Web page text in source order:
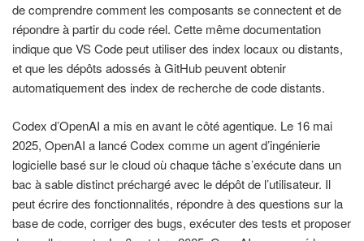
de comprendre comment les composants se connectent et de
répondre à partir du code réel. Cette même documentation
indique que VS Code peut utiliser des index locaux ou distants,
et que les dépôts adossés à GitHub peuvent obtenir
automatiquement des index de recherche de code distants.
Codex d’OpenAI a mis en avant le côté agentique. Le 16 mai
2025, OpenAI a lancé Codex comme un agent d’ingénierie
logicielle basé sur le cloud où chaque tâche s’exécute dans un
bac à sable distinct préchargé avec le dépôt de l’utilisateur. Il
peut écrire des fonctionnalités, répondre à des questions sur la
base de code, corriger des bugs, exécuter des tests et proposer